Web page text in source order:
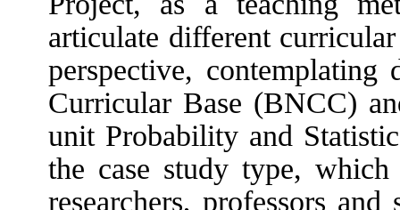
articulate different
perspective,
Curricular Base (BNCC)
unit Probability and
the case study type, which
researchers, professors